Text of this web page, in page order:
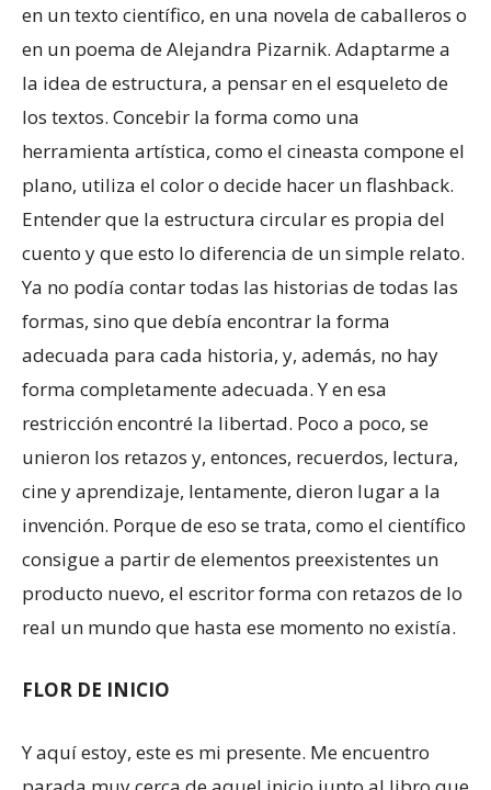
en un texto científico, en una novela de caballeros o
en un poema de Alejandra Pizarnik. Adaptarme a
la idea de estructura, a pensar en el esqueleto de
los textos. Concebir la forma como una
herramienta artística, como el cineasta compone el
plano, utiliza el color o decide hacer un flashback.
Entender que la estructura circular es propia del
cuento y que esto lo diferencia de un simple relato.
Ya no podía contar todas las historias de todas las
formas, sino que debía encontrar la forma
adecuada para cada historia, y, además, no hay
forma completamente adecuada. Y en esa
restricción encontré la libertad. Poco a poco, se
unieron los retazos y, entonces, recuerdos, lectura,
cine y aprendizaje, lentamente, dieron lugar a la
invención. Porque de eso se trata, como el científico
consigue a partir de elementos preexistentes un
producto nuevo, el escritor forma con retazos de lo
real un mundo que hasta ese momento no existía.
FLOR DE INICIO
Y aquí estoy, este es mi presente. Me encuentro